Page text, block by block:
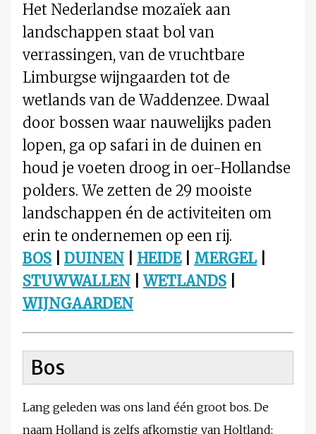
Het Nederlandse mozaïek aan
landschappen staat bol van
verrassingen, van de vruchtbare
Limburgse wijngaarden tot de
wetlands van de Waddenzee. Dwaal
door bossen waar nauwelijks paden
lopen, ga op safari in de duinen en
houd je voeten droog in oer-Hollandse
polders. We zetten de 29 mooiste
landschappen én de activiteiten om
erin te ondernemen op een rij.
BOS
DUINEN HEIDE| MERGEL|
STUWWALLEN
WETLANDS
WIJNGAARDEN
Bos
Lang geleden was ons land één groot bos. De
naam Holland is zelfs afkomstig van Holtland: